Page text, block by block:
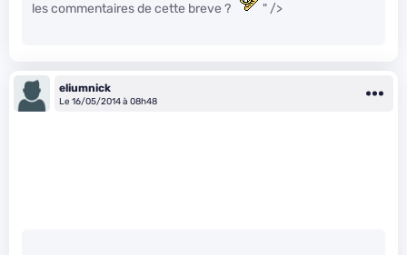
les commentaires de cette breve ? " />
eliumnick
Le 16/05/2014 à 08h48